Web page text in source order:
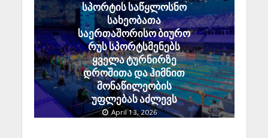
სპორტის საწყლოსნო
სახეობათა
საერთაშორისო ბიურო
რუს სპორტსმენებს
ყველა ტურნირზე
დროშითა და ჰიმნით
მონაწილეობის
უფლებას აძლევს
April 13, 2026